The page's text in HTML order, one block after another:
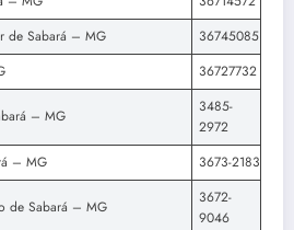
de Sabará – MG
36745085
36727732
– MG
3485-
2972
– MG
3673-2183
de Sabará – MG
3672-
9046